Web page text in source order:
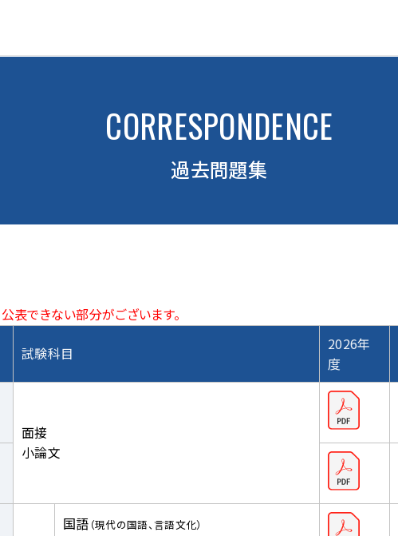
CORRESPONDENCE
過去問題集
表できない部分がございます。
試験科目
2026年
度
面接
小論文
国語 （現代の国語、言語文化）